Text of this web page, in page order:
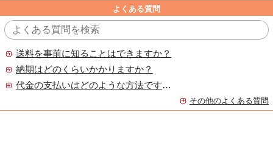
よくある質問
送料を事前に知ることはできますか？
納期はどのくらいかかりますか？
代金の支払いはどのような方法ですか？
その他のよくある質問